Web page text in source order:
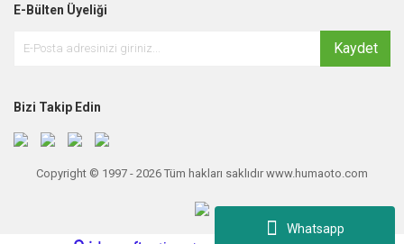
Whatsapp
E-Bülten Üyeliği
Kaydet
Bizi Takip Edin
Copyright © 1997 - 2026 Tüm hakları saklıdır www.humaoto.com